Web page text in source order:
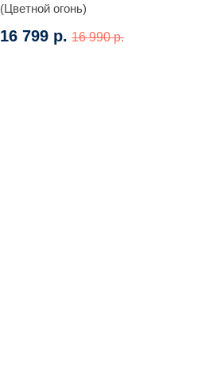
(Цветной огонь)
16 799 р. 16 990 р.